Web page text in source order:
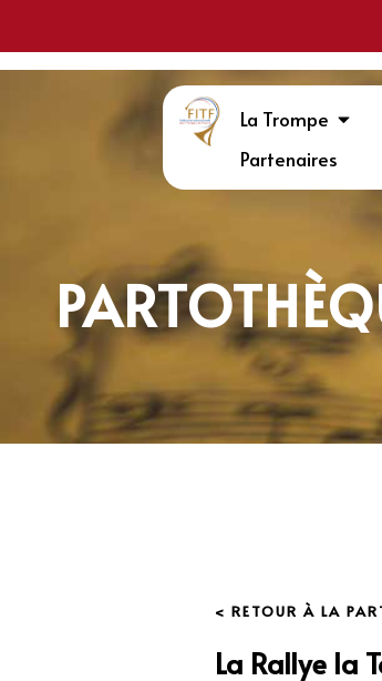
La Trompe
Partenaires
< RETOUR À LA
La Rallye la